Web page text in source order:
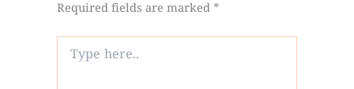
Required fields are marked *
here..